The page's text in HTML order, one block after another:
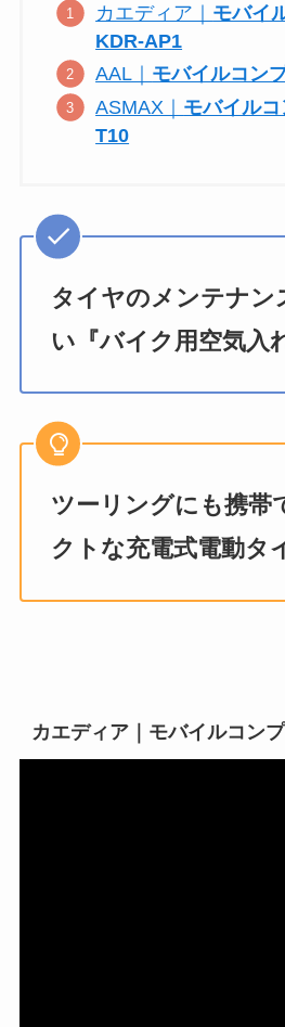
カエディア｜ モバイ
KDR-AP1
AAL｜ モバイルコン
ASMAX｜ モバイル
T10
タイヤのメンテナン
い『バイク用空気入
ツーリングにも携帯
クトな充電式電動タ
カエディア｜モバイルコン